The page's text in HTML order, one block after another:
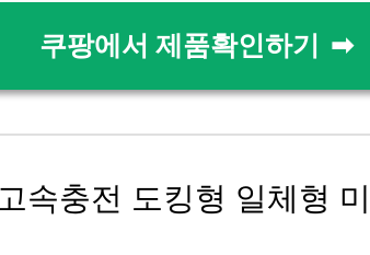
쿠팡에서 제품확인하기
속충전 도킹형 일체형